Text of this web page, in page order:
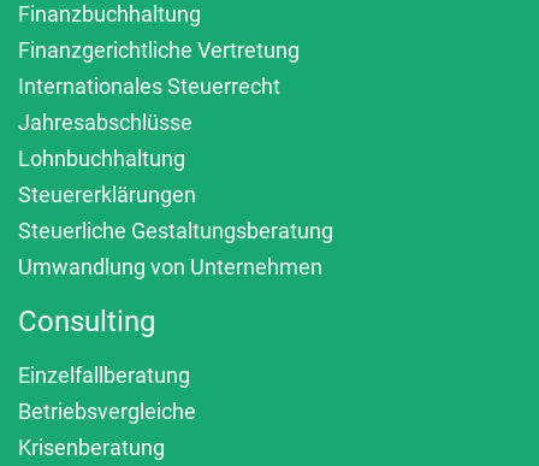
Finanzbuchhaltung
Finanzgerichtliche Vertretung
Internationales Steuerrecht
Jahresabschlüsse
Lohnbuchhaltung
Steuererklärungen
Steuerliche Gestaltungsberatung
Umwandlung von Unternehmen
Consulting
Einzelfallberatung
Betriebsvergleiche
Krisenberatung